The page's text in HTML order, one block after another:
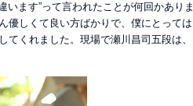
います”って言われたことが何回かありま
優しくて良い方ばかりで、僕にとっては
くれました。現場で瀬川昌司五段は、